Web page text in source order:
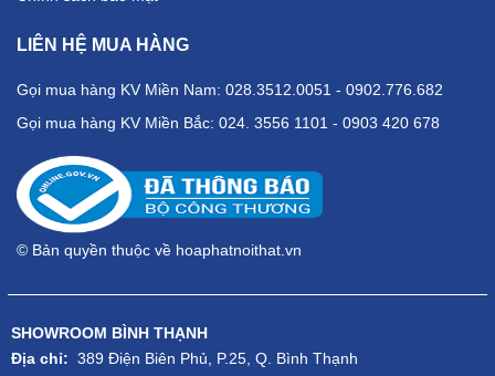
LIÊN HỆ MUA HÀNG
Gọi mua hàng KV Miền Nam: 028.3512.0051 - 0902.776.682
Gọi mua hàng KV Miền Bắc: 024. 3556 1101 - 0903 420 678
© Bản quyền thuộc về hoaphatnoithat.vn
SHOWROOM BÌNH THẠNH
Địa chỉ: 389 Điện Biên Phủ, P.25, Q. Bình Thạnh